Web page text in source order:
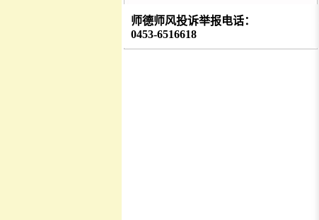
师德师风投诉举报电话：
0453-6516618